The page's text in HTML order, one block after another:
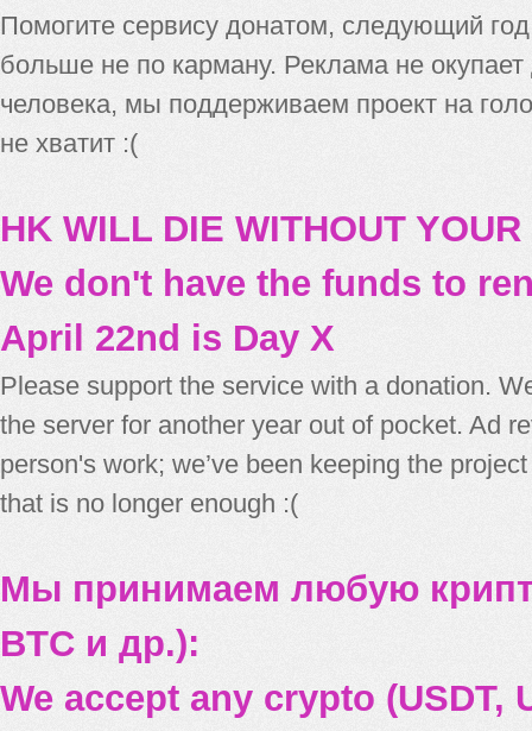
Помогите сервису донатом, следующий
больше не по карману. Реклама не
человека, мы поддерживаем проект на
не хватит :(
HK WILL DIE WITHOUT
We don't have the funds to
April 22nd is Day X
Please support the service with a donation.
the server for another year out of pocket. Ad
person's work; we’ve been keeping the
that is no longer enough :(
Мы принимаем любую
BTC и др.):
We accept any crypto (USDT,